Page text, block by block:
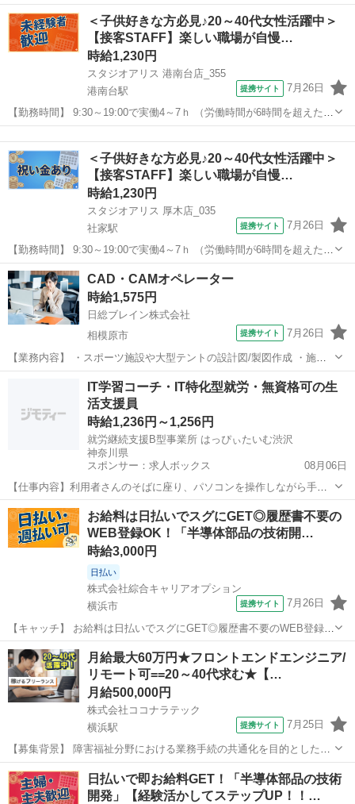
08:30~17:30/09:00~15:00/09:00~14:00 月/火/水/木/金 などから選べま
す [勤務地・最寄駅]： 神奈川県川崎市川崎区日ノ出 大手...
神奈川 川崎市 Webデザイナー
＜子供好きな方必見♪20～40代女性活躍中＞
【接客STAFF】楽しい職場が自慢…
時給1,230円
スタジオアリス 港南台店_355
港南台駅
提携サイト 7月26日
【勤務時間】 9:30～19:00で実働4～7ｈ （労働時間が6時間を超えた場
合の休憩時間は法定通り） ◆土日含む週2日～・1日4ｈ～OK ◎残業な
し ◆シフトは毎月15日頃までに翌1ヵ月の 勤務不可日をスマホで申
告♪ ...
＜子供好きな方必見♪20～40代女性活躍中＞
【接客STAFF】楽しい職場が自慢…
時給1,230円
スタジオアリス 厚木店_035
社家駅
提携サイト 7月26日
【勤務時間】 9:30～19:00で実働4～7ｈ （労働時間が6時間を超えた場
合の休憩時間は法定通り） ◆土日含む週2日～・1日4ｈ～OK ◎残業な
し ◆シフトは毎月15日頃までに翌1ヵ月の 勤務不可日をスマホで申
告♪ ...
神奈川 厚木市 社家駅 その他
CAD・CAMオペレーター
時給1,575円
日総ブレイン株式会社
相模原市
提携サイト 7月26日
【業務内容】 ・スポーツ施設や大型テントの設計図/製図作成 ・施工
段階での設計図微修正 ・外注設計会社との製図のやり取り など ※基
本設計は設計会社に依頼します。 【お仕事のポイント】 PCスキル：
Excel、Word(基...
相模原市 Webデザイナー
IT学習コーチ・IT特化型就労・無資格可の生
活支援員
時給1,236円～1,256円
就労継続支援B型事業所 はっぴぃたいむ渋沢
神奈川県
スポンサー：求人ボックス
08月06日
【仕事内容】利用者さんのそばに座り、パソコンを操作しながら手順
を“言葉と画面”で分解して伝える「学習支援と作業補助」が主な業務で
す。 作業・学習内容は、Excelの基本関数・タイピング・ファイル操
作やWeb基礎・プログラミング学習...
アルバイト・パート
お給料は日払いでスグにGET◎履歴書不要の
WEB登録OK！「半導体部品の技術開…
時給3,000円
日払い
株式会社綜合キャリアオプション
横浜市
提携サイト 7月26日
【キャッチ】 お給料は日払いでスグにGET◎履歴書不要のWEB登録
OK！「半導体部品の技術開発」高時給3000円！福浦周辺！20代～40
代のスタッフが多数活躍中★ 【コメント】 製造のお仕事をお探しの方
必見！ 「経験ない...
神奈川 横浜市 プログラマー
月給最大60万円★フロントエンドエンジニア/
リモート可==20～40代求む★【…
月給500,000円
株式会社ココナラテック
横浜駅
提携サイト 7月25日
【募集背景】 障害福祉分野における業務手続の共通化を目的としたシ
ステム構築プロジェクトに参画いただきます。 【作業内容】 障害福祉
分野における業務手続の共通化システムの構築において、要件定義か
ら設計、開発、総合試験まで一連...
神奈川 横浜駅 エンジニア
日払いで即お給料GET！「半導体部品の技術
開発」【経験活かしてステップUP！！…